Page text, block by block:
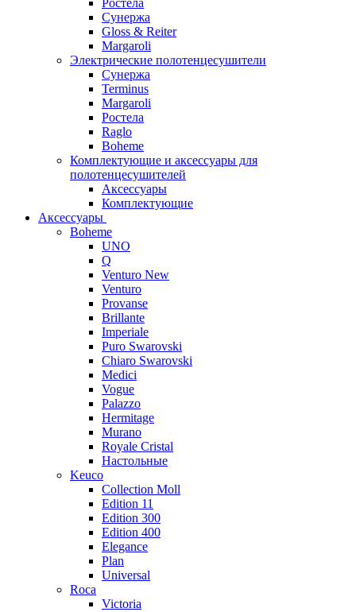
Ростела
Сунержа
Gloss & Reiter
Margaroli
Электрические полотенцесушители
Сунержа
Terminus
Margaroli
Ростела
Raglo
Boheme
Комплектующие и аксессуары для
полотенцесушителей
Аксессуары
Комплектующие
Аксессуары
Boheme
UNO
Q
Venturo New
Venturo
Provanse
Brillante
Imperiale
Puro Swarovski
Chiaro Swarovski
Medici
Vogue
Palazzo
Hermitage
Murano
Royale Cristal
Настольные
Keuco
Collection Moll
Edition 11
Edition 300
Edition 400
Elegance
Plan
Universal
Roca
Victoria